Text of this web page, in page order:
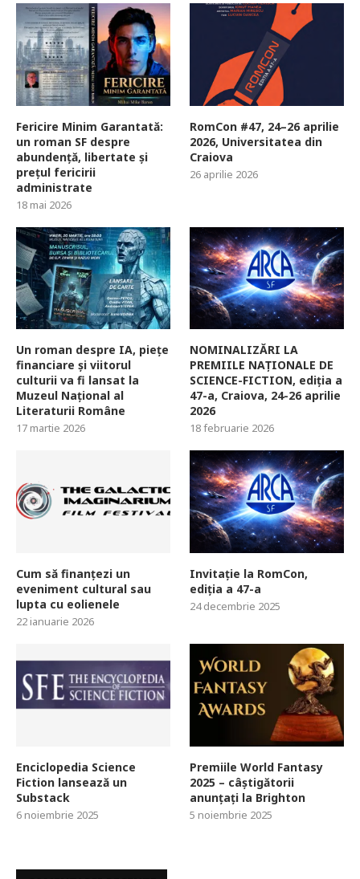
Fericire Minim Garantată:
un roman SF despre
abundență, libertate și
prețul fericirii
administrate
18 mai 2026
RomCon #47, 24–26 aprilie
2026, Universitatea din
Craiova
26 aprilie 2026
Un roman despre IA, piețe
financiare și viitorul
culturii va fi lansat la
Muzeul Național al
Literaturii Române
17 martie 2026
NOMINALIZĂRI LA
PREMIILE NAȚIONALE DE
SCIENCE-FICTION, ediția a
47-a, Craiova, 24-26 aprilie
2026
18 februarie 2026
Cum să finanțezi un
eveniment cultural sau
lupta cu eolienele
22 ianuarie 2026
Invitație la RomCon,
ediția a 47-a
24 decembrie 2025
Enciclopedia Science
Fiction lansează un
Substack
6 noiembrie 2025
Premiile World Fantasy
2025 – câștigătorii
anunțați la Brighton
5 noiembrie 2025